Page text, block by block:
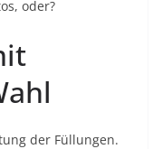
oder?
der Füllungen.